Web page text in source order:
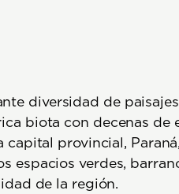
diversidad de
biota con decenas de
provincial,
espacios verdes,
de la región.